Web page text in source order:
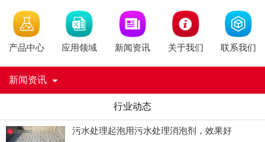
产品中心 应用领域 新闻资讯 关于我们 联系我们
新闻资讯
行业动态
污水处理起泡用污水处理消泡剂，效果好